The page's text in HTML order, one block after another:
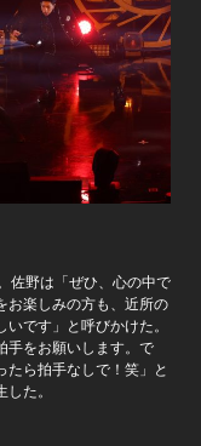
佐野は「ぜひ、心の中で
お楽しみの方も、近所の
です」と呼びかけた。
手をお願いします。で
たら拍手なしで！笑」と
た。